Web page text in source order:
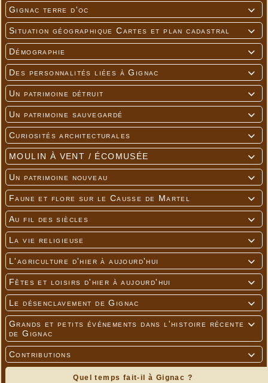

Gignac terre d'oc

Situation géographique Cartes et plan cadastral

Démographie

Des personnalités liées à Gignac

Un patrimoine détruit

Un patrimoine sauvegardé

Curiosités architecturales

MOULIN À VENT / ÉCOMUSÉE

Un patrimoine nouveau

Faune et flore sur le Causse de Martel

Au fil des siècles

La vie religieuse

L'agriculture d'hier à aujourd'hui

Fêtes et loisirs d'hier à aujourd'hui

Le désenclavement de Gignac

Grands et petits événements dans l'histoire récente
de Gignac

Contributions
Quel temps fait-il à Gignac ?